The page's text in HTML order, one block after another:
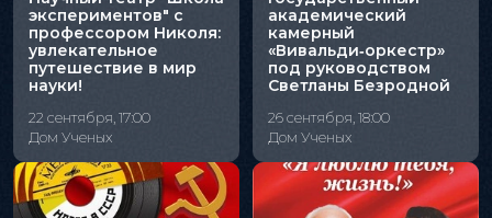
экспериментов" с
профессором Николя:
увлекательное
путешествие в мир
науки!
22 сентября, 17:00
Дом Ученых
академический
камерный
«Вивальди‑оркестр»
под руководством
Светланы Безродной
26 сентября, 18:00
Дом Ученых